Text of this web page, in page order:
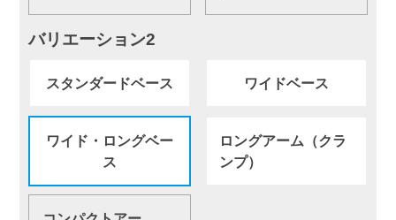
バリエーション2
スタンダードベース ワイドベース
ワイド・ロングベー
ス
ロングアーム（クラ
ンプ）